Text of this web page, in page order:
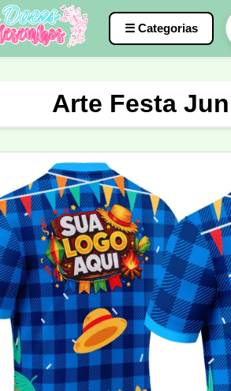
☰ Categorias
Natal Natalina
Ciclismo Nail
Portuguesa
Arte Festa